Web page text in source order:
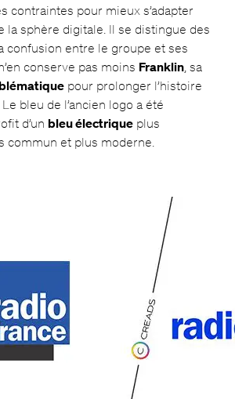
contraintes pour mieux s’adapter
la sphère digitale. Il se distingue des
confusion entre le groupe et ses
conserve pas moins Franklin, sa
pour prolonger l’histoire
bleu de l’ancien logo a été
d’un bleu électriqueplus
commun et plus moderne.